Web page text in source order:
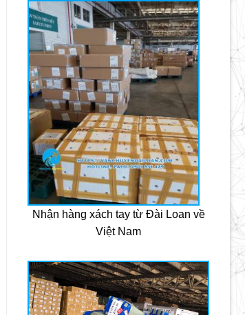
Nhận hàng xách tay từ Đài Loan về
Việt Nam